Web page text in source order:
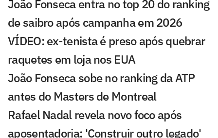
João Fonseca entra no top 20 do ranking
de saibro após campanha em 2026
VÍDEO: ex-tenista é preso após quebrar
raquetes em loja nos EUA
João Fonseca sobe no ranking da ATP
antes do Masters de Montreal
Rafael Nadal revela novo foco após
aposentadoria: 'Construir outro legado'